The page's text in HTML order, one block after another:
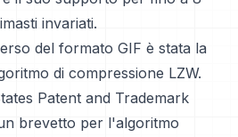
invariati.
del formato GIF è stata la
di compressione LZW.
Patent and Trademark
brevetto per l'algoritmo